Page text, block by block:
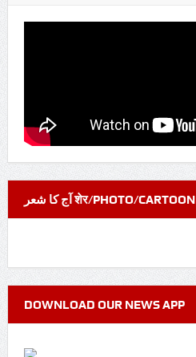
آج کا شعر शेर/PHOTO/CARTOON
DOWNLOAD OUR NEWS APP